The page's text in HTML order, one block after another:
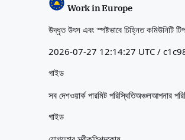
Work in Europe
উদ্ধৃত উৎস এবং স্পষ্টভাবে চিহ্নিত কমিউনিটি
2026-07-27 12:14:27 UTC /
গাইড
সব দেশওয়ার্ক পারমিট পরিস্থিতিঅঞ্চলআপনার
গাইড